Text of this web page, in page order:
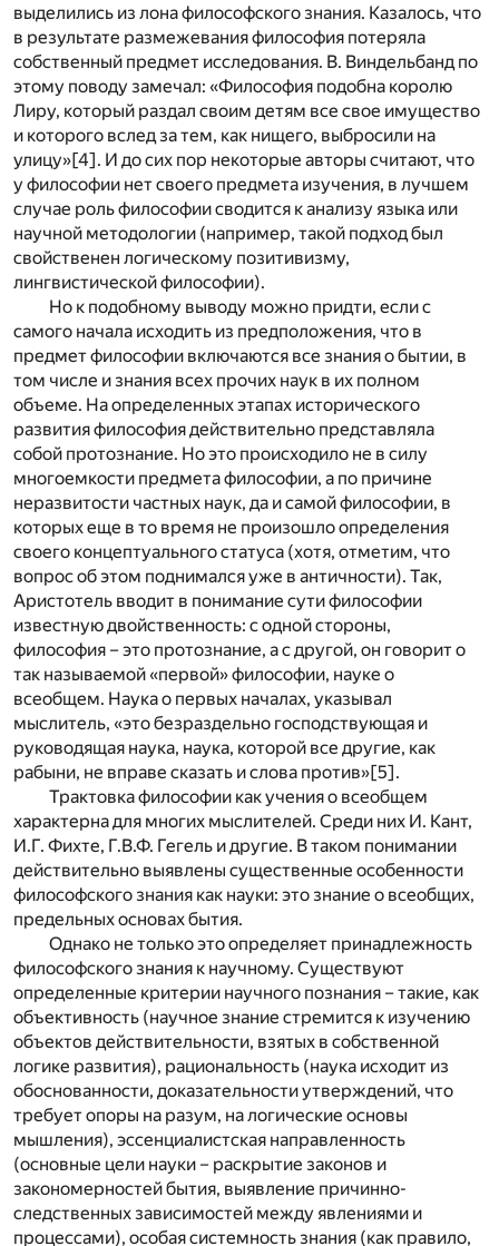
выделились из лона философского знания. Казалось, что
в результате размежевания философия потеряла
собственный предмет исследования. В. Виндельбанд по
этому поводу замечал: «Философия подобна королю
Лиру, который раздал своим детям все свое имущество
и которого вслед за тем, как нищего, выбросили на
улицу»[4] . И до сих пор некоторые авторы считают, что
у философии нет своего предмета изучения, в лучшем
случае роль философии сводится к анализу языка или
научной методологии (например, такой подход был
свойственен логическому позитивизму,
лингвистической философии).
Но к подобному выводу можно придти, если с
самого начала исходить из предположения, что в
предмет философии включаются все знания о бытии, в
том числе и знания всех прочих наук в их полном
объеме. На определенных этапах исторического
развития философия действительно представляла
собой протознание. Но это происходило не в силу
многоемкости предмета философии, а по причине
неразвитости частных наук, да и самой философии, в
которых еще в то время не произошло определения
своего концептуального статуса (хотя, отметим, что
вопрос об этом поднимался уже в античности). Так,
Аристотель вводит в понимание сути философии
известную двойственность: с одной стороны,
философия – это протознание, а с другой, он говорит о
так называемой «первой» философии, науке о
всеобщем. Наука о первых началах, указывал
мыслитель, «это безраздельно господствующая и
руководящая наука, наука, которой все другие, как
рабыни, не вправе сказать и слова против»[5] .
Трактовка философии как учения о всеобщем
характерна для многих мыслителей. Среди них И. Кант,
И.Г. Фихте, Г.В.Ф. Гегель и другие. В таком понимании
действительно выявлены существенные особенности
философского знания как науки: это знание о всеобщих,
предельных основах бытия.
Однако не только это определяет принадлежность
философского знания к научному. Существуют
определенные критерии научного познания – такие, как
объективность (научное знание стремится к изучению
объектов действительности, взятых в собственной
логике развития), рациональность (наука исходит из
обоснованности, доказательности утверждений, что
требует опоры на разум, на логические основы
мышления), эссенциалистская направленность
(основные цели науки – раскрытие законов и
закономерностей бытия, выявление причинно-
следственных зависимостей между явлениями и
процессами), особая системность знания (как правило,